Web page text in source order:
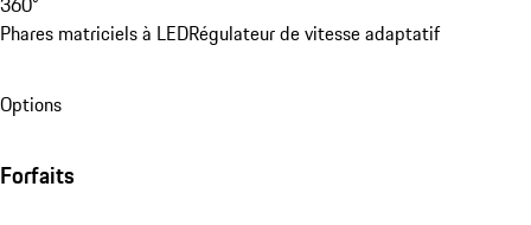
Phares matriciels à LEDRégulateur de vitesse adaptatif
Options
Forfaits